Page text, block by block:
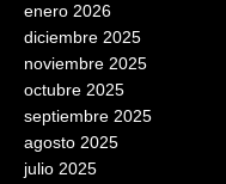
enero 2026
diciembre 2025
noviembre 2025
octubre 2025
septiembre 2025
agosto 2025
julio 2025